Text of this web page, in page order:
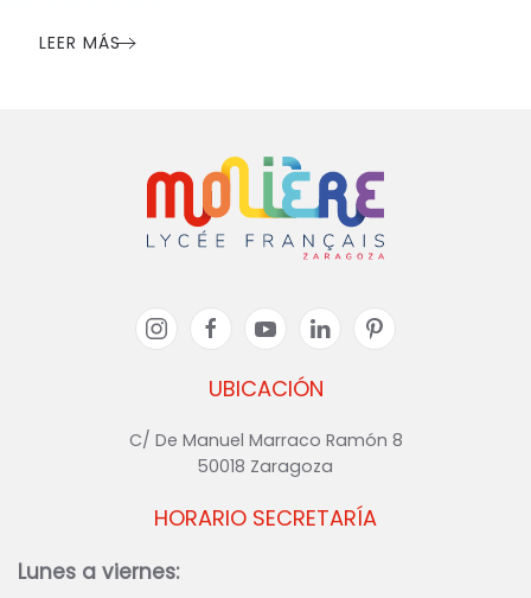
LEER MÁS
UBICACIÓN
C/ De Manuel Marraco Ramón 8
50018 Zaragoza
HORARIO SECRETARÍA
Lunes a viernes: